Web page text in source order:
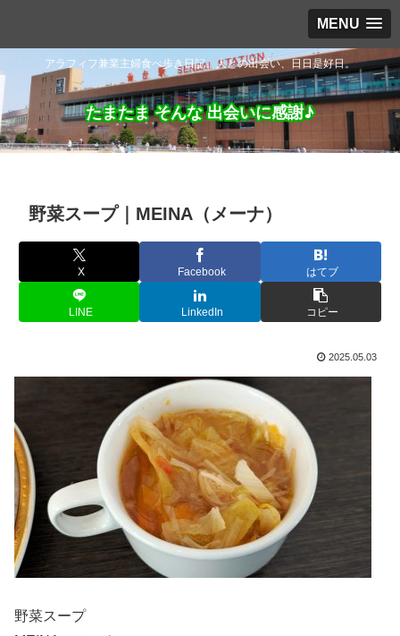
MENU
アラフィフ兼業主婦食べ歩き日記。人との出会い、日日是好日。
たまたま そんな 出会いに感謝♪
野菜スープ｜MEINA（メーナ）
X Facebook はてブ
LINE LinkedIn コピー
2025.05.03
野菜スープ